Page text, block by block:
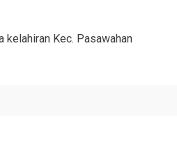
kelahiran Kec. Pasawahan